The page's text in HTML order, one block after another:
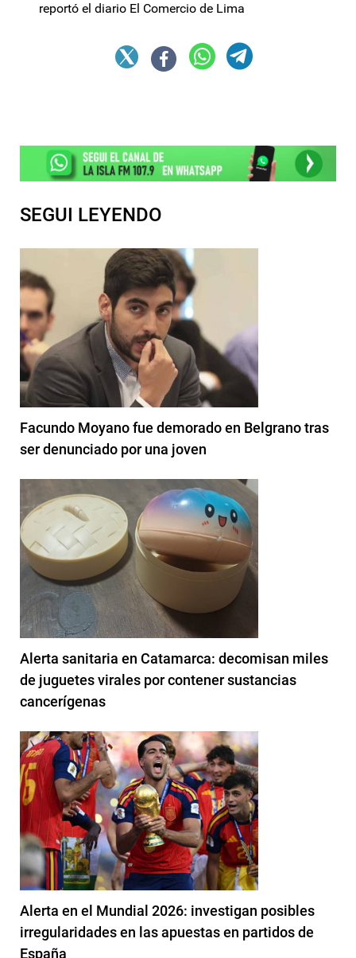
reportó el diario El Comercio de Lima
SEGUI LEYENDO
Facundo Moyano fue demorado en Belgrano tras
ser denunciado por una joven
Alerta sanitaria en Catamarca: decomisan miles
de juguetes virales por contener sustancias
cancerígenas
Alerta en el Mundial 2026: investigan posibles
irregularidades en las apuestas en partidos de
España